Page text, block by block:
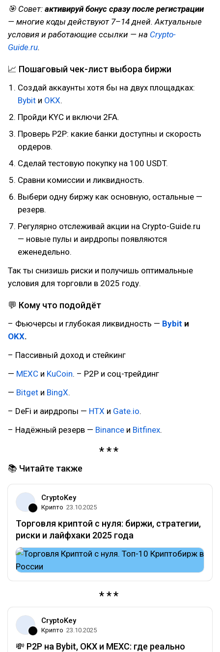
🎯 Совет: активируй бонус сразу после регистрации
— многие коды действуют 7–14 дней. Актуальные
условия и работающие ссылки — на Crypto-
Guide.ru.
📈 Пошаговый чек-лист выбора биржи
Создай аккаунты хотя бы на двух площадках:
Bybit и OKX.
Пройди KYC и включи 2FA.
Проверь P2P: какие банки доступны и скорость
ордеров.
Сделай тестовую покупку на 100 USDT.
Сравни комиссии и ликвидность.
Выбери одну биржу как основную, остальные —
резерв.
Регулярно отслеживай акции на Crypto-Guide.ru
— новые пулы и аирдропы появляются
еженедельно.
Так ты снизишь риски и получишь оптимальные
условия для торговли в 2025 году.
💬 Кому что подойдёт
– Фьючерсы и глубокая ликвидность — Bybit и
OKX.
– Пассивный доход и стейкинг
— MEXC и KuCoin. – P2P и соц-трейдинг
— Bitget и BingX.
– DeFi и аирдропы — HTX и Gate.io.
– Надёжный резерв — Binance и Bitfinex.
📚 Читайте также
CryptoKey
Крипто 23.10.2025
Торговля криптой с нуля: биржи, стратегии,
риски и лайфхаки 2025 года
CryptoKey
Крипто 23.10.2025
💸 P2P на Bybit, OKX и MEXC: где реально